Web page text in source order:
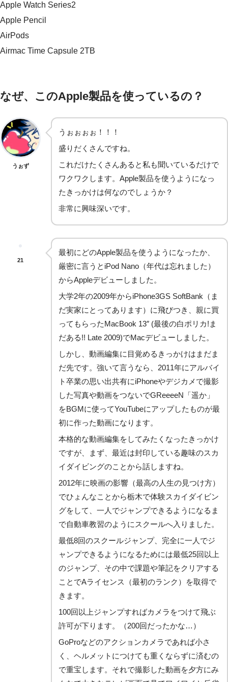
Apple Watch Series2
Apple Pencil
AirPods
Airmac Time Capsule 2TB
なぜ、このApple製品を使っているの？
うぉず
うぉぉぉぉ！！！
盛りだくさんですね。
これだけたくさんあると私も聞いているだけで
ワクワクします。Apple製品を使うようになっ
たきっかけは何なのでしょうか？
非常に興味深いです。
21
最初にどのApple製品を使うようになったか、
厳密に言うとiPod Nano（年代は忘れました）
からAppleデビューしました。
大学2年の2009年からiPhone3GS SoftBank（ま
だ実家にとってあります）に飛びつき、親に買
ってもらったMacBook 13″ (最後の白ポリカ!ま
だある!! Late 2009)でMacデビューしました。
しかし、動画編集に目覚めるきっかけはまだま
だ先です。強いて言うなら、2011年にアルバイ
ト卒業の思い出共有にiPhoneやデジカメで撮影
した写真や動画をつないでGReeeeN「遥か」
をBGMに使ってYouTubeにアップしたものが最
初に作った動画になります。
本格的な動画編集をしてみたくなったきっかけ
ですが、まず、最近は封印している趣味のスカ
イダイビングのことから話しますね。
2012年に映画の影響（最高の人生の見つけ方）
でひょんなことから栃木で体験スカイダイビン
グをして、一人でジャンプできるようになるま
で自動車教習のようにスクールへ入りました。
最低8回のスクールジャンプ、完全に一人でジ
ャンプできるようになるためには最低25回以上
のジャンプ、その中で課題や筆記をクリアする
ことでAライセンス（最初のランク）を取得で
きます。
100回以上ジャンプすればカメラをつけて飛ぶ
許可が下ります。（200回だったかな…）
GoProなどのアクションカメラであれば小さ
く、ヘルメットにつけても重くならずに済むの
で重宝します。それで撮影した動画を夕方にみ